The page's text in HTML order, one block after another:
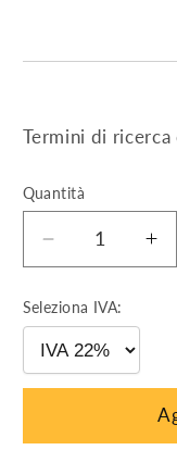
Termini di
Quantità
Diminuisci
quantità
per
Huawei
SUN2000-
330KTL-
Seleziona IVA: